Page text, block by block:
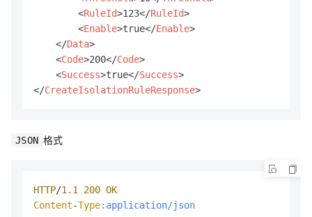
<RuleId>123</RuleId>
<Enable>true</Enable>
</Data>
<Code>200</Code>
<Success>true</Success>
</CreateIsolationRuleResponse>
JSON 格式
HTTP/1.1 200 OK
Content-Type:application/json